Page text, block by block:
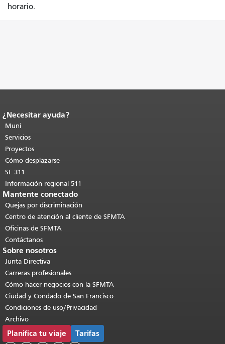
horario.
Fin del contenido de la página.
de esta página se repite en todas las
páginas.Volver al principio del
contenido principal
¿Necesitar ayuda?
Muni
Servicios
Proyectos
Cómo desplazarse
SF 311
Información regional 511
Mantente conectado
Quejas por discriminación
Centro de atención al cliente de SFMTA
Oficinas de SFMTA
Contáctanos
Sobre nosotros
Junta Directiva
Carreras profesionales
Cómo hacer negocios con la SFMTA
Ciudad y Condado de San Francisco
Condiciones de uso/Privacidad
Archivo
Planifica tu viaje Tarifas